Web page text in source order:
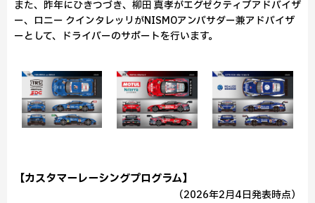
また、昨年にひきつづき、柳田 真孝がエグゼクティブアドバイザ
ー、ロニー クインタレッリがNISMOアンバサダー兼アドバイザ
ーとして、ドライバーのサポートを行います。
【カスタマーレーシングプログラム】
（2026年2月4日発表時点）